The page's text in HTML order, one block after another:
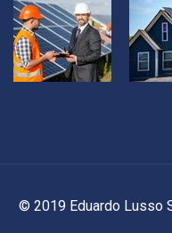
© 2019 Eduardo Lusso